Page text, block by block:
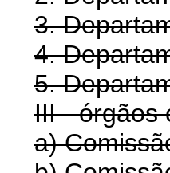
3.
4.
5.
III - órgãos
a)